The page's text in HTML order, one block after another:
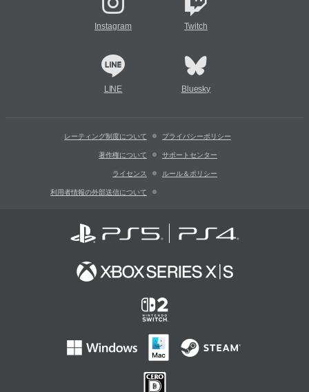
Instagram Twitch
LINE Bluesky
レーティング制度について プライバシーポリシー
著作権について サポートセンター
ライセンス ルール＆ポリシー
利用者情報の外部送信について